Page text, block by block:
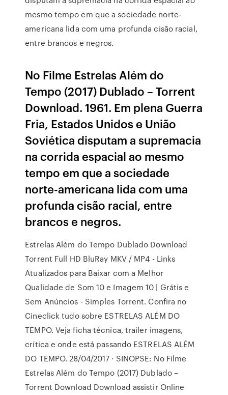
mesmo tempo em que a sociedade norte-
americana lida com uma profunda cisão racial,
entre brancos e negros.
No Filme Estrelas Além do
Tempo (2017) Dublado – Torrent
Download. 1961. Em plena Guerra
Fria, Estados Unidos e União
Soviética disputam a supremacia
na corrida espacial ao mesmo
tempo em que a sociedade
norte-americana lida com uma
profunda cisão racial, entre
brancos e negros.
Estrelas Além do Tempo Dublado Download
Torrent Full HD BluRay MKV / MP4 - Links
Atualizados para Baixar com a Melhor
Qualidade de Som 10 e Imagem 10 | Grátis e
Sem Anúncios - Simples Torrent. Confira no
Cineclick tudo sobre ESTRELAS ALÉM DO
TEMPO. Veja ficha técnica, trailer imagens,
crítica e onde está passando ESTRELAS ALÉM
DO TEMPO. 28/04/2017 · SINOPSE: No Filme
Estrelas Além do Tempo (2017) Dublado –
Torrent Download Download assistir Online